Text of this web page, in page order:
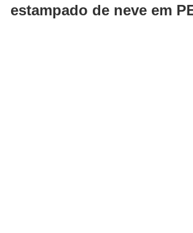
PEVA
estampado de neve em